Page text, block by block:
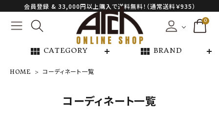
会員登録 & 33,000円以上購入で送料無料！（通常送料￥935）
0
view_module CATEGORY view_module BRAND
NEW ARRIVAL
HOME コーディネート一覧
コーディネート一覧